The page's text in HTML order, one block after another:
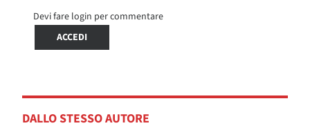
Devi fare login per commentare
ACCEDI
DALLO STESSO AUTORE